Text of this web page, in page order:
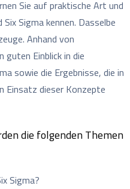
Sie auf praktische Art und
Sigma kennen. Dasselbe
Anhand von
guten Einblick in die
sowie die Ergebnisse, die in
Einsatz dieser Konzepte
die folgenden Themen
Sigma?